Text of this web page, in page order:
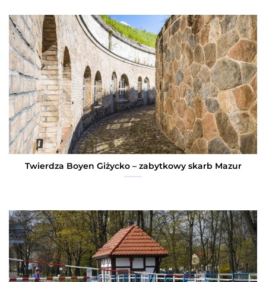
Twierdza Boyen Giżycko – zabytkowy skarb Mazur